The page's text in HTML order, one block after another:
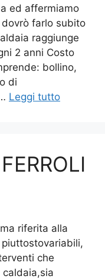
ed affermiamo
farlo subito
raggiunge
2 anni Costo
bollino,
di
Leggi tutto
riferita alla
che